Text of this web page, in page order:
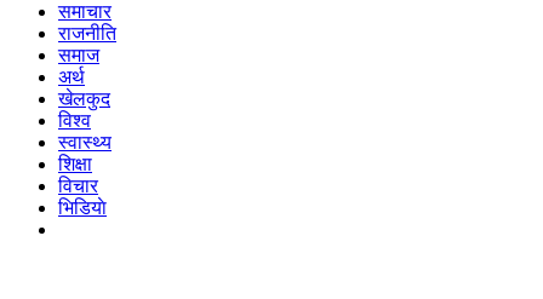
समाचार
राजनीति
समाज
अर्थ
खेलकुद
विश्व
स्वास्थ्य
शिक्षा
विचार
भिडियाे